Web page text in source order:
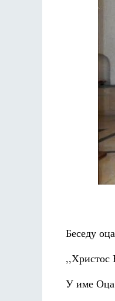
Беседу
,,Христос
У име Оца